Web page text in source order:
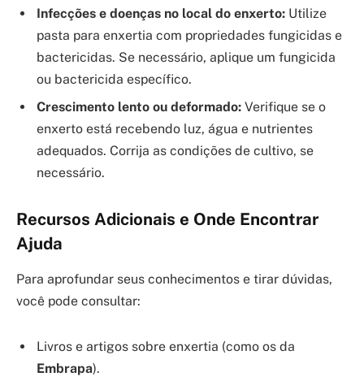
Infecções e doenças no local do enxerto: Utilize
pasta para enxertia com propriedades fungicidas e
bactericidas. Se necessário, aplique um fungicida
ou bactericida específico.
Crescimento lento ou deformado: Verifique se o
enxerto está recebendo luz, água e nutrientes
adequados. Corrija as condições de cultivo, se
necessário.
Recursos Adicionais e Onde Encontrar
Ajuda
Para aprofundar seus conhecimentos e tirar dúvidas,
você pode consultar:
Livros e artigos sobre enxertia (como os da
Embrapa).